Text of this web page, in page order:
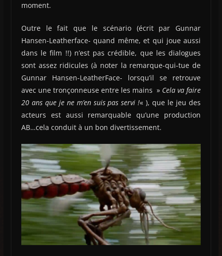
moment.
Outre le fait que le scénario (écrit par Gunnar
Hansen-Leatherface- quand même, et qui joue aussi
dans le film !!) n’est pas crédible, que les dialogues
sont assez ridicules (à noter la remarque-qui-tue de
Gunnar Hansen-LeatherFace- lorsqu’il se retrouve
avec une tronçonneuse entre les mains » Cela va faire
20 ans que je ne m’en suis pas servi !« ), que le jeu des
acteurs est aussi remarquable qu’une production
AB…cela conduit à un bon divertissement.